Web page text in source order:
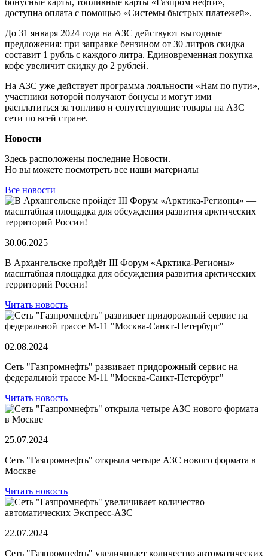
бонусные карты, топливные карты «Газпром нефти»,
доступна оплата с помощью «Системы быстрых платежей».
До 31 января 2024 года на АЗС действуют выгодные
предложения: при заправке бензином от 30 литров скидка
составит 1 рубль с каждого литра. Единовременная покупка
кофе увеличит скидку до 2 рублей.
На АЗС уже действует программа лояльности «Нам по пути»,
участники которой получают бонусы и могут ими
расплатиться за топливо и сопутствующие товары на АЗС
сети по всей стране.
Новости
Здесь расположены последние Новости.
Но вы можете посмотреть все наши материалы
Все новости
30.06.2025
В Архангельске пройдёт III Форум «Арктика-Регионы» —
масштабная площадка для обсуждения развития арктических
территорий России!
Читать новость
02.08.2024
Сеть "Газпромнефть" развивает придорожный сервис на
федеральной трассе М-11 "Москва-Санкт-Петербург"
Читать новость
25.07.2024
Сеть "Газпромнефть" открыла четыре АЗС нового формата в
Москве
Читать новость
22.07.2024
Сеть "Газпромнефть" увеличивает количество автоматических